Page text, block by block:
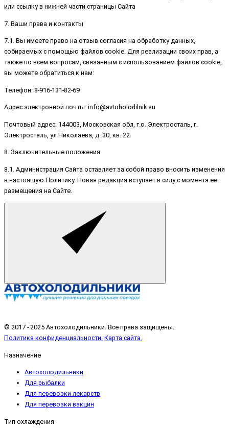
или ссылку в нижней части страницы Сайта
7. Ваши права и контакты
7.1. Вы имеете право на отзыв согласия на обработку данных,
собираемых с помощью файлов cookie. Для реализации своих прав, а
также по всем вопросам, связанным с использованием файлов cookie,
вы можете обратиться к нам:
Телефон: 8-916-131-82-69
Адрес электронной почты: info@avtoholodilnik.su
Почтовый адрес: 144003, Московская обл, г.о. Электросталь, г.
Электросталь, ул Николаева, д. 30, кв. 22
8. Заключительные положения
8.1. Администрация Сайта оставляет за собой право вносить изменения
в настоящую Политику. Новая редакция вступает в силу с момента ее
размещения на Сайте.
© 2017 - 2025 Автохолодильники. Все права защищены.
Политика конфиденциальности. Карта сайта.
Назначение
Автохолодильники
Для рыбалки
Для перевозки лекарств
Для перевозки вакцин
Тип охлаждения